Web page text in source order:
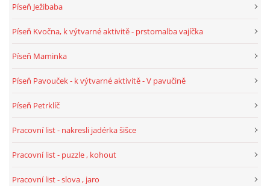
STÁTNÍ SVÁTKY
20.10. DEN STROMŮ
Píseň Ježibaba
Píseň Kvočna, k výtvarné aktivitě - prstomalba vajíčka
Píseň Maminka
Píseň Pavouček - k výtvarné aktivitě - V pavučině
Píseň Petrklíč
Pracovní list - nakresli jadérka šišce
Pracovní list - puzzle , kohout
Pracovní list - slova , jaro